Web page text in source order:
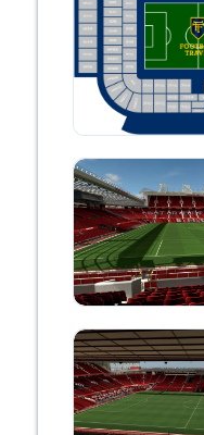
Er du klar for
deg med å